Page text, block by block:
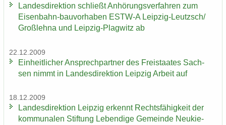
Lan­des­di­rek­ti­on schließt An­hö­rungs­ver­fah­ren zum
Eisenbahn-​bauvorhaben ESTW-​A Leipzig-​Leutzsch/
Groß­leh­na und Leipzig-​Plagwitz ab
22.12.2009
Ein­heit­li­cher An­sprech­part­ner des Frei­staa­tes Sach­
sen nimmt in Lan­des­di­rek­ti­on Leip­zig Ar­beit auf
18.12.2009
Lan­des­di­rek­ti­on Leip­zig er­kennt Rechts­fä­hig­keit der
kom­mu­na­len Stif­tung Le­ben­di­ge Ge­mein­de Neu­kie­